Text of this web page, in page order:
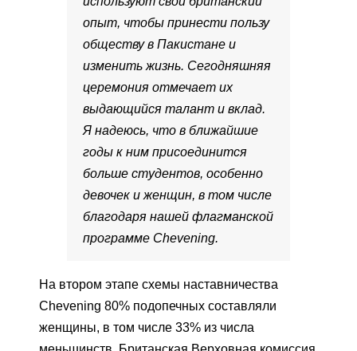
опыт, чтобы принести пользу
обществу в Пакистане и
изменить жизнь. Сегодняшняя
церемония отмечает их
выдающийся талант и вклад.
Я надеюсь, что в ближайшие
годы к ним присоединится
больше студентов, особенно
девочек и женщин, в том числе
благодаря нашей флагманской
программе Chevening.
На втором этапе схемы наставничества
Chevening 80% подопечных составляли
женщины, в том числе 33% из числа